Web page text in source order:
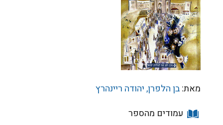
מאת:בן הלפרן יהודה ריינהרץ
עמודים מהספר